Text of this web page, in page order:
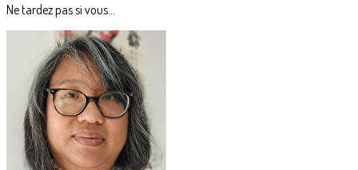
Ne tardez pas si vous...